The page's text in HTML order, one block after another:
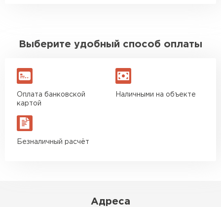
Выберите удобный способ оплаты
Оплата банковской
картой
Наличными на объекте
Безналичный расчёт
Адреса